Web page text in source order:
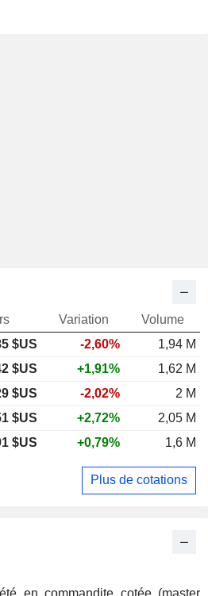
en commandite cotée (master
Variation
Volume
$US -2,60%
1,94 M
$US +1,91%
1,62 M
$US -2,02%
2 M
$US +2,72%
2,05 M
$US +0,79% 1,6 M
Plus de cotations